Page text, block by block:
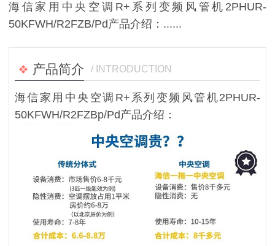
海信家用中央空调R+系列变频风管机2PHUR-
50KFWH/R2FZB/Pd产品介绍：......
产品简介 / INTRODUCTION
海信家用中央空调R+系列变频风管机2PHUR-
50KFWH/R2FZBp/Pd产品介绍：